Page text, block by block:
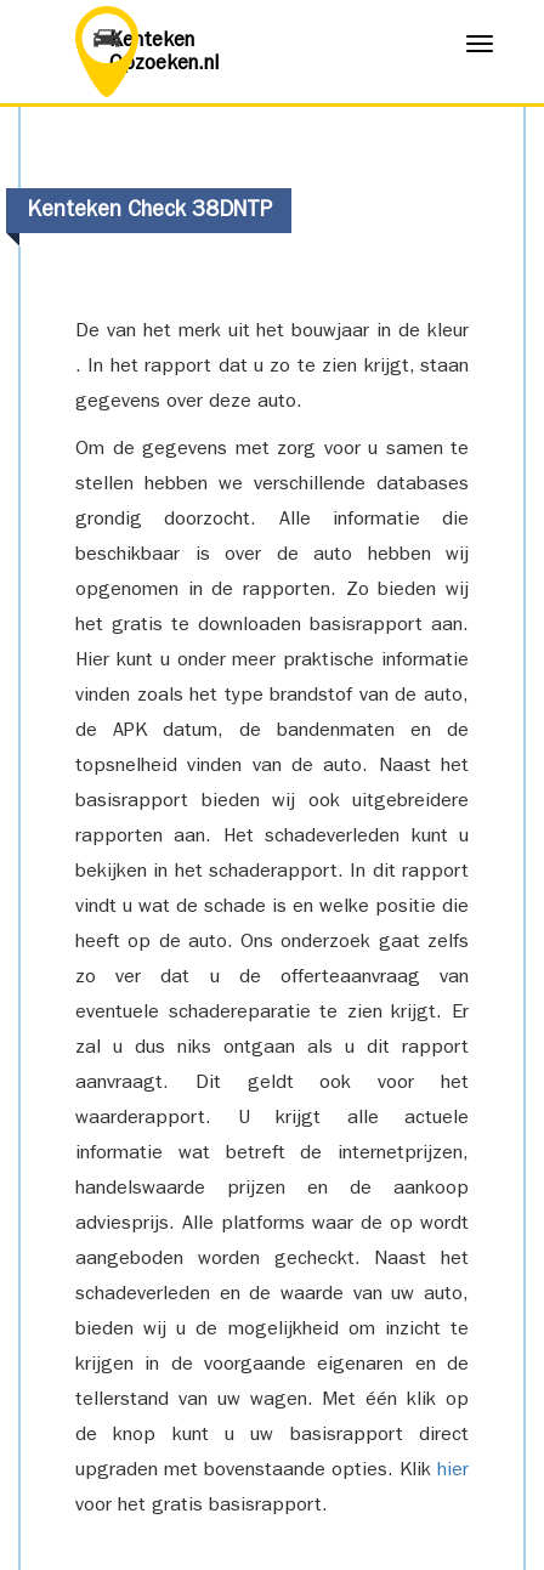
Kenteken
Opzoeken.nl
Menu
Kenteken Check 38DNTP
De van het merk uit het bouwjaar in de kleur
. In het rapport dat u zo te zien krijgt, staan
gegevens over deze auto.
Om de gegevens met zorg voor u samen te
stellen hebben we verschillende databases
grondig doorzocht. Alle informatie die
beschikbaar is over de auto hebben wij
opgenomen in de rapporten. Zo bieden wij
het gratis te downloaden basisrapport aan.
Hier kunt u onder meer praktische informatie
vinden zoals het type brandstof van de auto,
de APK datum, de bandenmaten en de
topsnelheid vinden van de auto. Naast het
basisrapport bieden wij ook uitgebreidere
rapporten aan. Het schadeverleden kunt u
bekijken in het schaderapport. In dit rapport
vindt u wat de schade is en welke positie die
heeft op de auto. Ons onderzoek gaat zelfs
zo ver dat u de offerteaanvraag van
eventuele schadereparatie te zien krijgt. Er
zal u dus niks ontgaan als u dit rapport
aanvraagt. Dit geldt ook voor het
waarderapport. U krijgt alle actuele
informatie wat betreft de internetprijzen,
handelswaarde prijzen en de aankoop
adviesprijs. Alle platforms waar de op wordt
aangeboden worden gecheckt. Naast het
schadeverleden en de waarde van uw auto,
bieden wij u de mogelijkheid om inzicht te
krijgen in de voorgaande eigenaren en de
tellerstand van uw wagen. Met één klik op
de knop kunt u uw basisrapport direct
upgraden met bovenstaande opties. Klik hier
voor het gratis basisrapport.